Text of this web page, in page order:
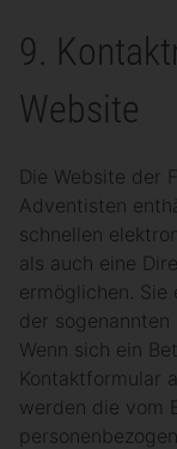
9.
Website
Die Website der
Adventisten
schnellen
als auch eine
ermöglichen. Sie
der
Wenn sich ein
Kontaktformular
werden die vom